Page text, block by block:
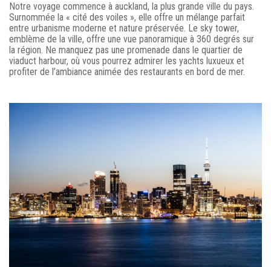
Notre voyage commence à auckland, la plus grande ville du pays.
Surnommée la « cité des voiles », elle offre un mélange parfait
entre urbanisme moderne et nature préservée. Le sky tower,
emblème de la ville, offre une vue panoramique à 360 degrés sur
la région. Ne manquez pas une promenade dans le quartier de
viaduct harbour, où vous pourrez admirer les yachts luxueux et
profiter de l’ambiance animée des restaurants en bord de mer.